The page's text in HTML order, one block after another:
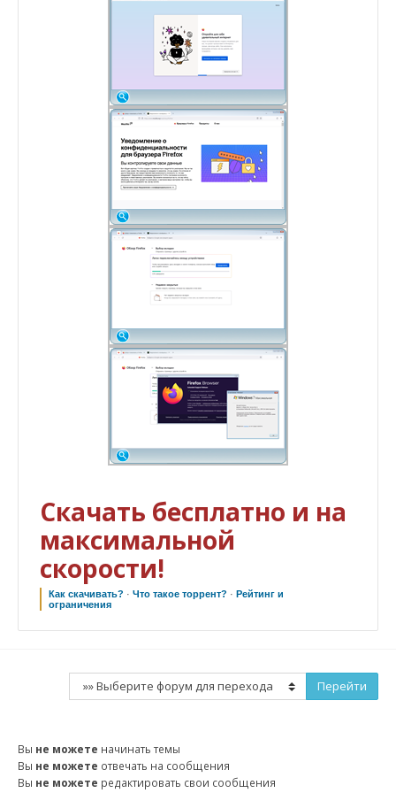
Скачать бесплатно и на
максимальной
скорости!
Как скачивать? ·Что такое торрент? · Рейтинг и
ограничения
Вы не можете начинать темы
Вы не можете отвечать на сообщения
Вы не можете редактировать свои сообщения